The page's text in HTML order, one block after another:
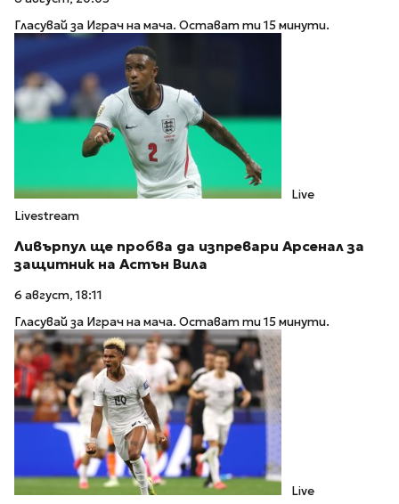
Гласувай за Играч на мача. Остават ти 15 минути.
Live
Livestream
Ливърпул ще пробва да изпревари Арсенал за
защитник на Астън Вила
6 август, 18:11
Гласувай за Играч на мача. Остават ти 15 минути.
Live